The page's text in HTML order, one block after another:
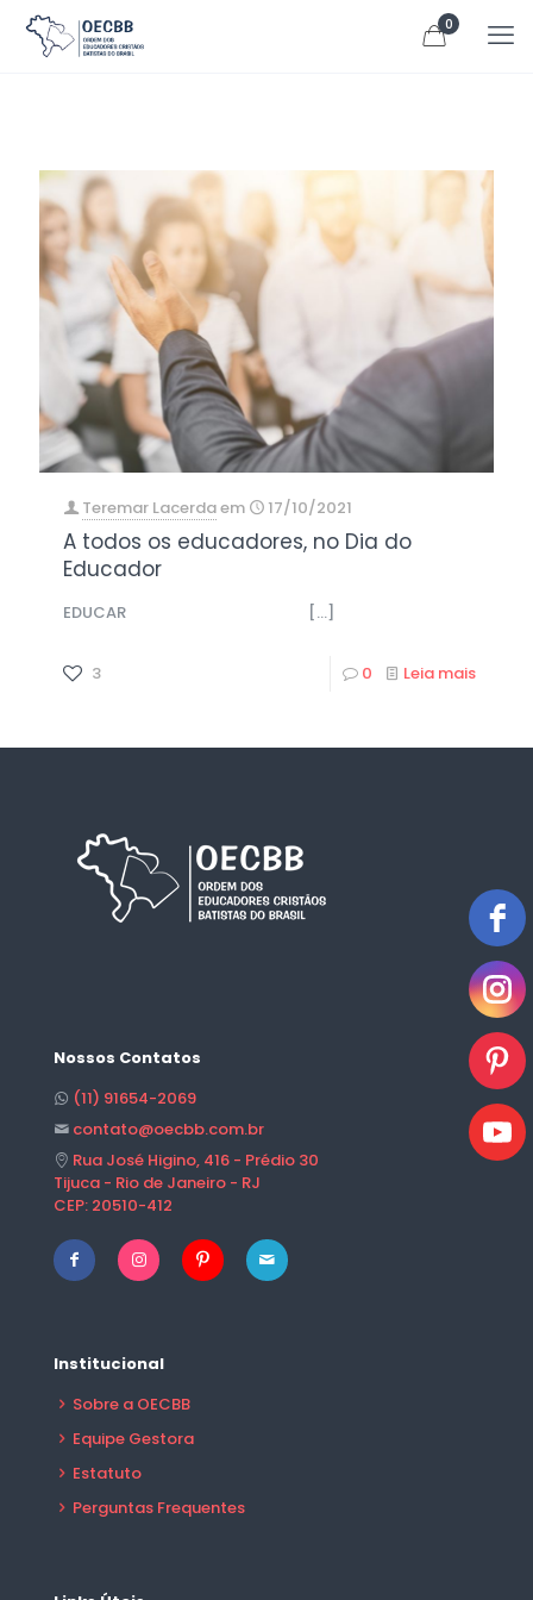
0
Teremar Lacerdaem 17/10/2021
A todos os educadores, no Dia do
Educador
EDUCAR […]
3 0 Leia mais
Nossos Contatos
(11) 91654-2069
contato@oecbb.com.br
Rua José Higino, 416 - Prédio 30
Tijuca - Rio de Janeiro - RJ
CEP: 20510-412
Institucional
Sobre a OECBB
Equipe Gestora
Estatuto
Perguntas Frequentes